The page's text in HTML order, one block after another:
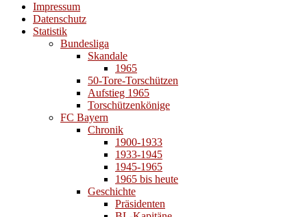
Impressum
Datenschutz
Statistik
Bundesliga
Skandale
1965
50-Tore-Torschützen
Aufstieg 1965
Torschützenkönige
FC Bayern
Chronik
1900-1933
1933-1945
1945-1965
1965 bis heute
Geschichte
Präsidenten